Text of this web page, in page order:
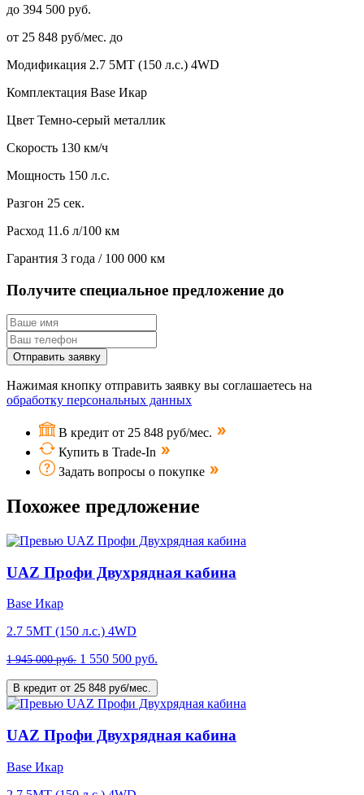
до 394 500 руб.
от 25 848 руб/мес. до
Модификация 2.7 5MT (150 л.с.) 4WD
Комплектация Base Икар
Цвет Темно-серый металлик
Скорость 130 км/ч
Мощность 150 л.с.
Разгон 25 сек.
Расход 11.6 л/100 км
Гарантия 3 года / 100 000 км
Получите специальное предложение до
Отправить заявку
Нажимая кнопку отправить заявку вы соглашаетесь на
обработку персональных данных
В кредит от 25 848 руб/мес.
Купить в Trade-In
Задать вопросы о покупке
Похожее предложение
UAZ Профи Двухрядная кабина
Base Икар
2.7 5MT (150 л.с.) 4WD
1 945 000 руб. 1 550 500 руб.
В кредит от 25 848 руб/мес.
UAZ Профи Двухрядная кабина
Base Икар